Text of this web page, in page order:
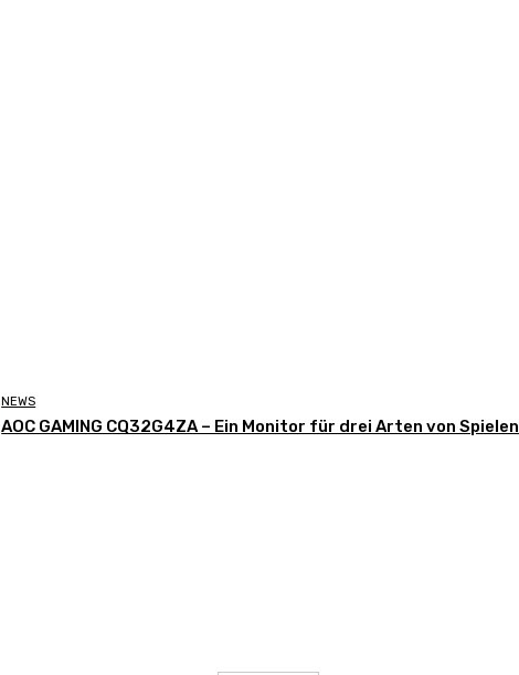
NEWS
AOC GAMING CQ32G4ZA – Ein Monitor für drei Arten von Spielen